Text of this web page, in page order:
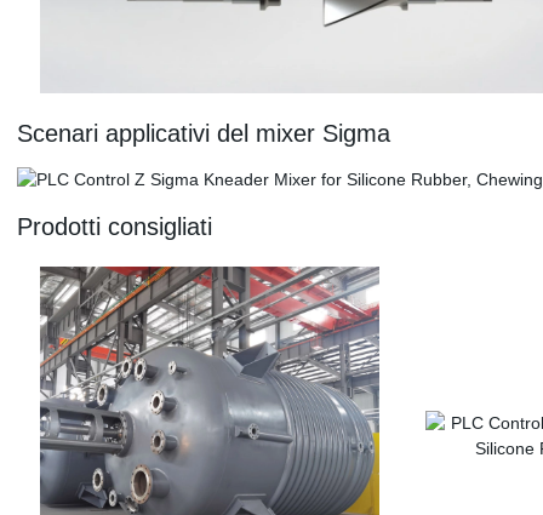
Scenari applicativi del mixer Sigma
Prodotti consigliati